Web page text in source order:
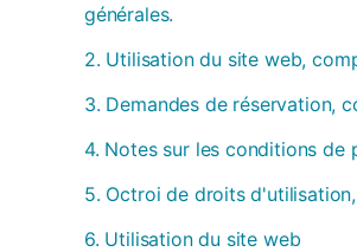
générales.
2. Utilisation du site web,
3. Demandes de réservation,
4. Notes sur les conditions de
5. Octroi de droits
6. Utilisation du site web